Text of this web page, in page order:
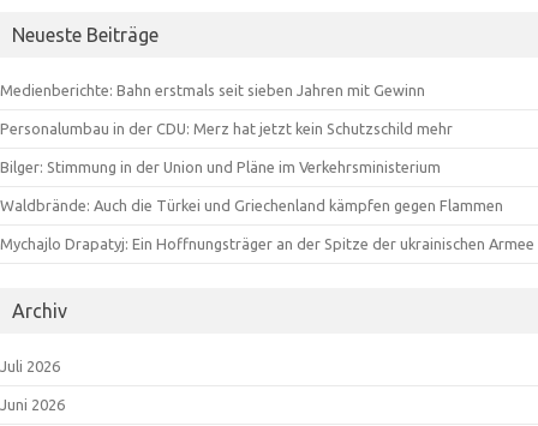
Neueste Beiträge
Medienberichte: Bahn erstmals seit sieben Jahren mit Gewinn
Personalumbau in der CDU: Merz hat jetzt kein Schutzschild mehr
Bilger: Stimmung in der Union und Pläne im Verkehrsministerium
Waldbrände: Auch die Türkei und Griechenland kämpfen gegen Flammen
Mychajlo Drapatyj: Ein Hoffnungsträger an der Spitze der ukrainischen Armee
Archiv
Juli 2026
Juni 2026